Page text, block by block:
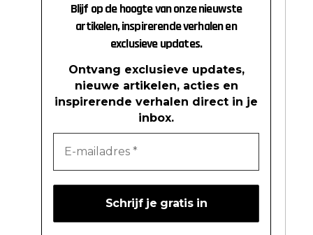
Blijf op de hoogte van onze nieuwste
artikelen, inspirerende verhalen en
exclusieve updates.
Ontvang exclusieve updates,
nieuwe artikelen, acties en
inspirerende verhalen direct in je
inbox.